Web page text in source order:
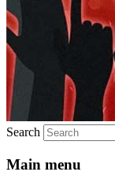
Search
Main menu